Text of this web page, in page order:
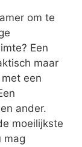
om te
Een
maar
een
ander.
moeilijkste
mag